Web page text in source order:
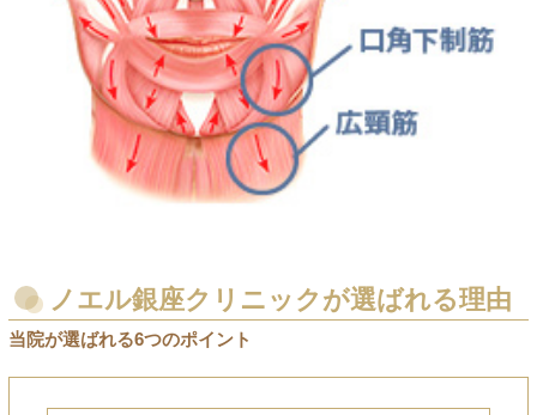
ノエル銀座クリニックが選ばれる理由
当院が選ばれる6つのポイント